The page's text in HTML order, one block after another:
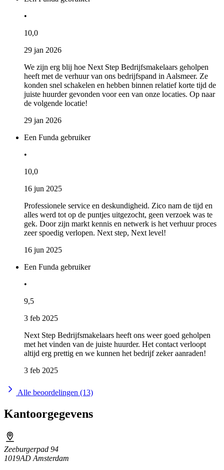
•
10,0
29 jan 2026
We zijn erg blij hoe Next Step Bedrijfsmakelaars geholpen
heeft met de verhuur van ons bedrijfspand in Aalsmeer. Ze
konden snel schakelen en hebben binnen relatief korte tijd de
juiste huurder gevonden voor een van onze locaties. Op naar
de volgende locatie!
29 jan 2026
Een Funda gebruiker
•
10,0
16 jun 2025
Professionele service en deskundigheid. Zico nam de tijd en
alles werd tot op de puntjes uitgezocht, geen verzoek was te
gek. Door zijn markt kennis en netwerk is het verhuur proces
zeer spoedig verlopen. Next step, Next level!
16 jun 2025
Een Funda gebruiker
•
9,5
3 feb 2025
Next Step Bedrijfsmakelaars heeft ons weer goed geholpen
met het vinden van de juiste huurder. Het contact verloopt
altijd erg prettig en we kunnen het bedrijf zeker aanraden!
3 feb 2025
Alle beoordelingen (13)
Kantoorgegevens
Zeeburgerpad 94
1019AD Amsterdam